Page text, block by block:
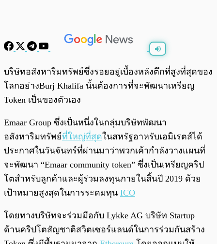
พร้อมเล่น 0:00 /0:00
บริษัทอสังหาริมทรัพย์ซึ่งรอยอยู่เบื้องหลังตึกที่สูงที่สุดของ
โลกอย่างBurj Khalifa นั้นต้องการที่จะพัฒนาเหรียญ
Token เป็นของตัวเอง
Emaar Group ซึ่งเป็นหนึ่งในกลุ่มบริษัทพัฒนา
อสังหาริมทรัพย์ที่ใหญ่ที่สุดในสหรัฐอาหรับเอมิเรตส์ได้
ประกาศในวันจันทร์ที่ผ่านมาว่าพวกเค้ากำลังวางแผนที่
จะพัฒนา “Emaar community token” ซึ่งเป็นเหรียญคริป
โตสำหรับลูกค้าและผู้ร่วมลงทุนภายในสิ้นปี 2019 ด้วย
เป้าหมายสูงสุดในการระดมทุน ICO
โดยทางบริษัทจะร่วมมือกับ Lykke AG บริษัท Startup
ด้านคริปโตสัญชาติสวิตเซอร์แลนด์ในการร่วมกันสร้าง